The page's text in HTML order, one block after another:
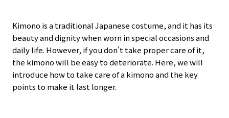
Kimono is a traditional Japanese costume, and it has its
beauty and dignity when worn in special occasions and
daily life. However, if you don't take proper care of it,
the kimono will be easy to deteriorate. Here, we will
introduce how to take care of a kimono and the key
points to make it last longer.